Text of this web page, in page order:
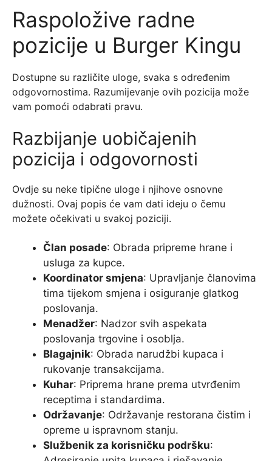
Raspoložive radne
pozicije u Burger Kingu
Dostupne su različite uloge, svaka s određenim
odgovornostima. Razumijevanje ovih pozicija može
vam pomoći odabrati pravu.
Razbijanje uobičajenih
pozicija i odgovornosti
Ovdje su neke tipične uloge i njihove osnovne
dužnosti. Ovaj popis će vam dati ideju o čemu
možete očekivati u svakoj poziciji.
Član posade: Obrada pripreme hrane i
usluga za kupce.
Koordinator smjena: Upravljanje članovima
tima tijekom smjena i osiguranje glatkog
poslovanja.
Menadžer: Nadzor svih aspekata
poslovanja trgovine i osoblja.
Blagajnik: Obrada narudžbi kupaca i
rukovanje transakcijama.
Kuhar: Priprema hrane prema utvrđenim
receptima i standardima.
Održavanje: Održavanje restorana čistim i
opreme u ispravnom stanju.
Službenik za korisničku podršku: